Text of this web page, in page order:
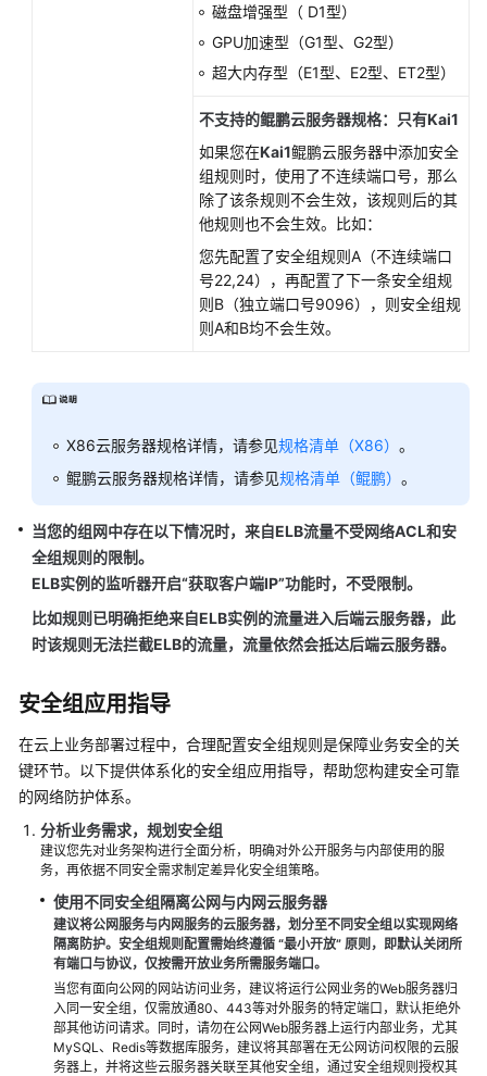
磁盘增强型（ D1型）
GPU加速型（G1型、G2型）
超大内存型（E1型、E2型、ET2型）
不支持的鲲鹏云服务器规格：只有Kai1
如果您在Kai1鲲鹏云服务器中添加安全
组规则时，使用了不连续端口号，那么
除了该条规则不会生效，该规则后的其
他规则也不会生效。比如：
您先配置了安全组规则A（不连续端口
号22,24），再配置了下一条安全组规
则B（独立端口号9096），则安全组规
则A和B均不会生效。
X86云服务器规格详情，请参见规格清单（X86） 。
鲲鹏云服务器规格详情，请参见规格清单（鲲鹏） 。
当您的组网中存在以下情况时，来自ELB流量不受网络ACL和安
全组规则的限制。
ELB实例的监听器开启“获取客户端IP”功能时，不受限制。
比如规则已明确拒绝来自ELB实例的流量进入后端云服务器，此
时该规则无法拦截ELB的流量，流量依然会抵达后端云服务器。
安全组应用指导
在云上业务部署过程中，合理配置安全组规则是保障业务安全的关
键环节。以下提供体系化的安全组应用指导，帮助您构建安全可靠
的网络防护体系。
分析业务需求，规划安全组
建议您先对业务架构进行全面分析，明确对外公开服务与内部使用的服
务，再依据不同安全需求制定差异化安全组策略。
使用不同安全组隔离公网与内网云服务器
建议将公网服务与内网服务的云服务器，划分至不同安全组以实现网络
隔离防护。 安全组规则配置需始终遵循 “最小开放” 原则，即默认关闭所
有端口与协议，仅按需开放业务所需服务端口。
当您有面向公网的网站访问业务，建议将运行公网业务的Web服务器归
入同一安全组，仅需放通80、443等对外服务的特定端口，默认拒绝外
部其他访问请求。同时，请勿在公网Web服务器上运行内部业务，尤其
MySQL、Redis等数据库服务，建议将其部署在无公网访问权限的云服
务器上，并将这些云服务器关联至其他安全组，通过安全组规则授权其